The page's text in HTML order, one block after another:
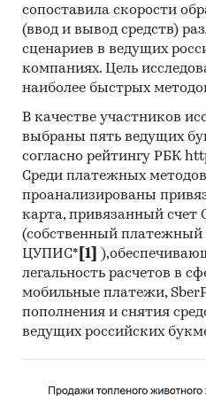
сопоставила скорости
(ввод и вывод средств)
сценариев в ведущих
компаниях. Цель
наиболее быстрых
В качестве участников
выбраны пять ведущих
согласно рейтингу РБК
Среди платежных
проанализированы
карта, привязанный
(собственный
ЦУПИС* [1]
легальность расчетов в
мобильные платежи,
пополнения и снятия
ведущих российских